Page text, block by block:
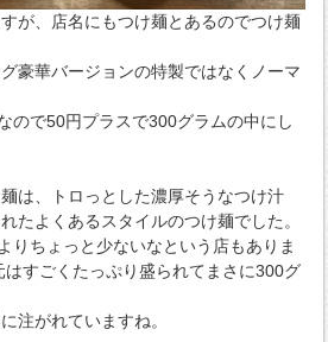
が、店名にもつけ麺とあるのでつけ麺
豪華バージョンの特製ではなくノーマ
ので50円プラスで300グラムの中にし
は、トロっとした濃厚そうなつけ汁
たよくあるスタイルのつけ麺でした。
りちょっと少ないなという店もありま
すごくたっぷり盛られてまさに300グ
注がれていますね。